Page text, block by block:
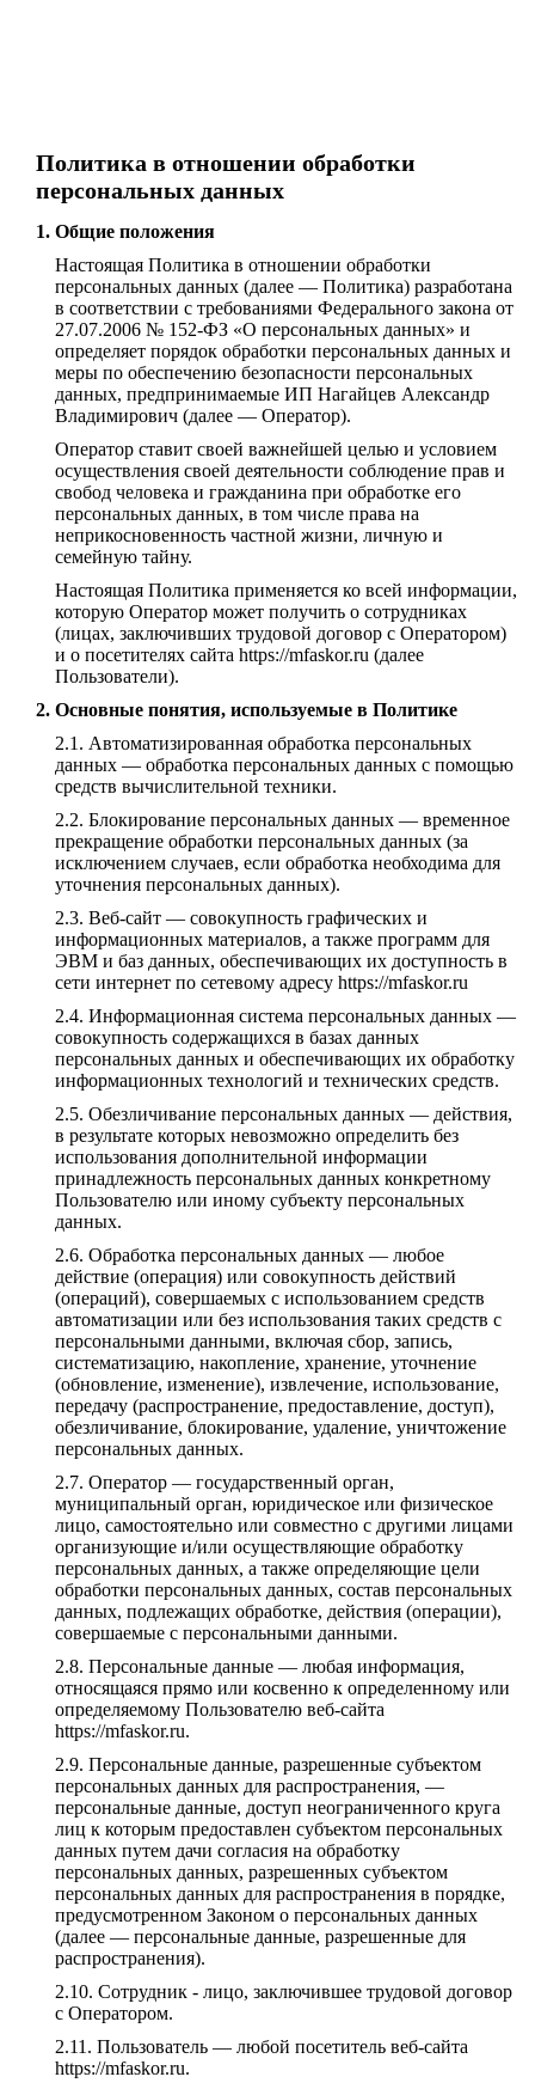
Политика в отношении обработки
персональных данных
Общие положения
Настоящая Политика в отношении обработки
персональных данных (далее — Политика) разработана
в соответствии с требованиями Федерального закона от
27.07.2006 № 152-ФЗ «О персональных данных» и
определяет порядок обработки персональных данных и
меры по обеспечению безопасности персональных
данных, предпринимаемые ИП Нагайцев Александр
Владимирович (далее — Оператор).
Оператор ставит своей важнейшей целью и условием
осуществления своей деятельности соблюдение прав и
свобод человека и гражданина при обработке его
персональных данных, в том числе права на
неприкосновенность частной жизни, личную и
семейную тайну.
Настоящая Политика применяется ко всей информации,
которую Оператор может получить о сотрудниках
(лицах, заключивших трудовой договор с Оператором)
и о посетителях сайта https://mfaskor.ru (далее
Пользователи).
Основные понятия, используемые в Политике
Автоматизированная обработка персональных
данных — обработка персональных данных с помощью
средств вычислительной техники.
Блокирование персональных данных — временное
прекращение обработки персональных данных (за
исключением случаев, если обработка необходима для
уточнения персональных данных).
Веб-сайт — совокупность графических и
информационных материалов, а также программ для
ЭВМ и баз данных, обеспечивающих их доступность в
сети интернет по сетевому адресу https://mfaskor.ru
Информационная система персональных данных —
совокупность содержащихся в базах данных
персональных данных и обеспечивающих их обработку
информационных технологий и технических средств.
Обезличивание персональных данных — действия,
в результате которых невозможно определить без
использования дополнительной информации
принадлежность персональных данных конкретному
Пользователю или иному субъекту персональных
данных.
Обработка персональных данных — любое
действие (операция) или совокупность действий
(операций), совершаемых с использованием средств
автоматизации или без использования таких средств с
персональными данными, включая сбор, запись,
систематизацию, накопление, хранение, уточнение
(обновление, изменение), извлечение, использование,
передачу (распространение, предоставление, доступ),
обезличивание, блокирование, удаление, уничтожение
персональных данных.
Оператор — государственный орган,
муниципальный орган, юридическое или физическое
лицо, самостоятельно или совместно с другими лицами
организующие и/или осуществляющие обработку
персональных данных, а также определяющие цели
обработки персональных данных, состав персональных
данных, подлежащих обработке, действия (операции),
совершаемые с персональными данными.
Персональные данные — любая информация,
относящаяся прямо или косвенно к определенному или
определяемому Пользователю веб-сайта
https://mfaskor.ru.
Персональные данные, разрешенные субъектом
персональных данных для распространения, —
персональные данные, доступ неограниченного круга
лиц к которым предоставлен субъектом персональных
данных путем дачи согласия на обработку
персональных данных, разрешенных субъектом
персональных данных для распространения в порядке,
предусмотренном Законом о персональных данных
(далее — персональные данные, разрешенные для
распространения).
Сотрудник - лицо, заключившее трудовой договор
с Оператором.
Пользователь — любой посетитель веб-сайта
https://mfaskor.ru.